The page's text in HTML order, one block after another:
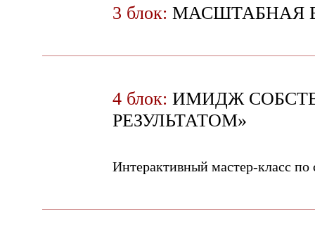
3 блок: МАСШТАБНАЯ
4 блок: ИМИДЖ
РЕЗУЛЬТАТОМ»
Интерактивный мастер-класс